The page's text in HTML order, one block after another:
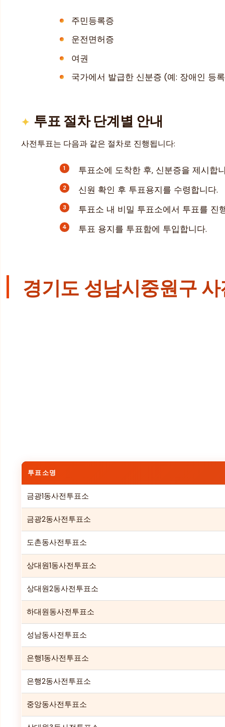
주민등록증
운전면허증
여권
국가에서 발급한 신분증 (예: 장애인 등
투표 절차 단계별 안내
사전투표는 다음과 같은 절차로 진행됩니다:
투표소에 도착한 후, 신분증을 제시합
신원 확인 후 투표용지를 수령합니다.
투표소 내 비밀 투표소에서 투표를 진
투표 용지를 투표함에 투입합니다.
경기도 성남시중원구
투표소명
금광1동사전투표소
금광2동사전투표소
도촌동사전투표소
상대원1동사전투표소
상대원2동사전투표소
하대원동사전투표소
성남동사전투표소
은행1동사전투표소
은행2동사전투표소
중앙동사전투표소